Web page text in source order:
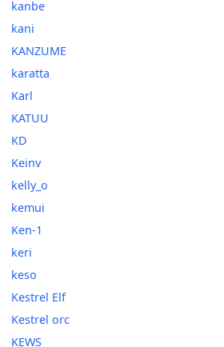
kanbe
kani
KANZUME
karatta
Karl
KATUU
KD
Keinv
kelly_o
kemui
Ken-1
keri
keso
Kestrel Elf
Kestrel orc
KEWS